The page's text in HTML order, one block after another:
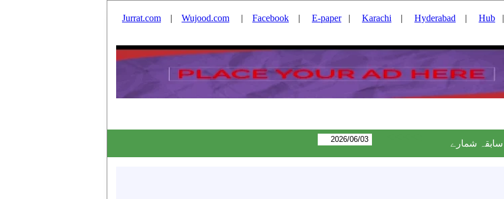
Jurrat.com | Wujood.com | Facebook | E-paper| Karachi | Hyderabad | Hub |
سابقہ شمارے